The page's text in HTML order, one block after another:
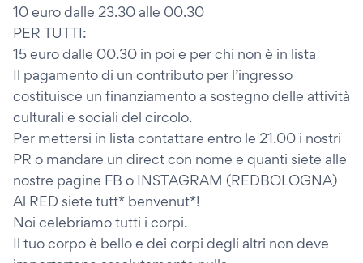
10 euro dalle 23.30 alle 00.30
PER TUTTI:
15 euro dalle 00.30 in poi e per chi non è in lista
Il pagamento di un contributo per l’ingresso
costituisce un finanziamento a sostegno delle attività
culturali e sociali del circolo.
Per mettersi in lista contattare entro le 21.00 i nostri
PR o mandare un direct con nome e quanti siete alle
nostre pagine FB o INSTAGRAM (REDBOLOGNA)
Al RED siete tutt* benvenut*!
Noi celebriamo tutti i corpi.
Il tuo corpo è bello e dei corpi degli altri non deve